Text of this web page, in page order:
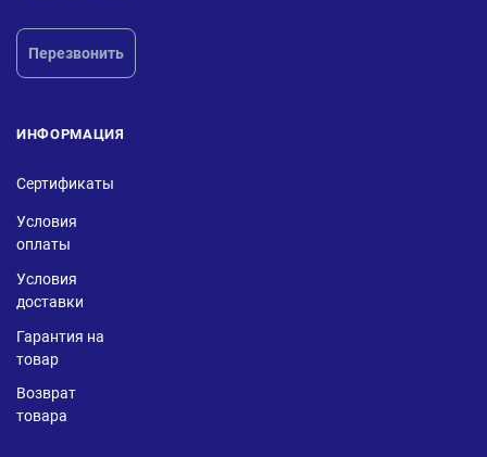
Перезвонить
ИНФОРМАЦИЯ
Сертификаты
Условия
оплаты
Условия
доставки
Гарантия на
товар
Возврат
товара